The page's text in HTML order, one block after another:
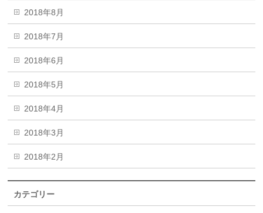
2018年8月
2018年7月
2018年6月
2018年5月
2018年4月
2018年3月
2018年2月
カテゴリー